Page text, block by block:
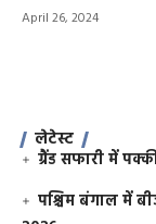
April 26, 2024
लेटेस्ट
ग्रैंड सफारी में
पश्चिम बंगाल में